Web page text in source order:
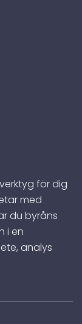
för dig
med
du byråns
i en
analys